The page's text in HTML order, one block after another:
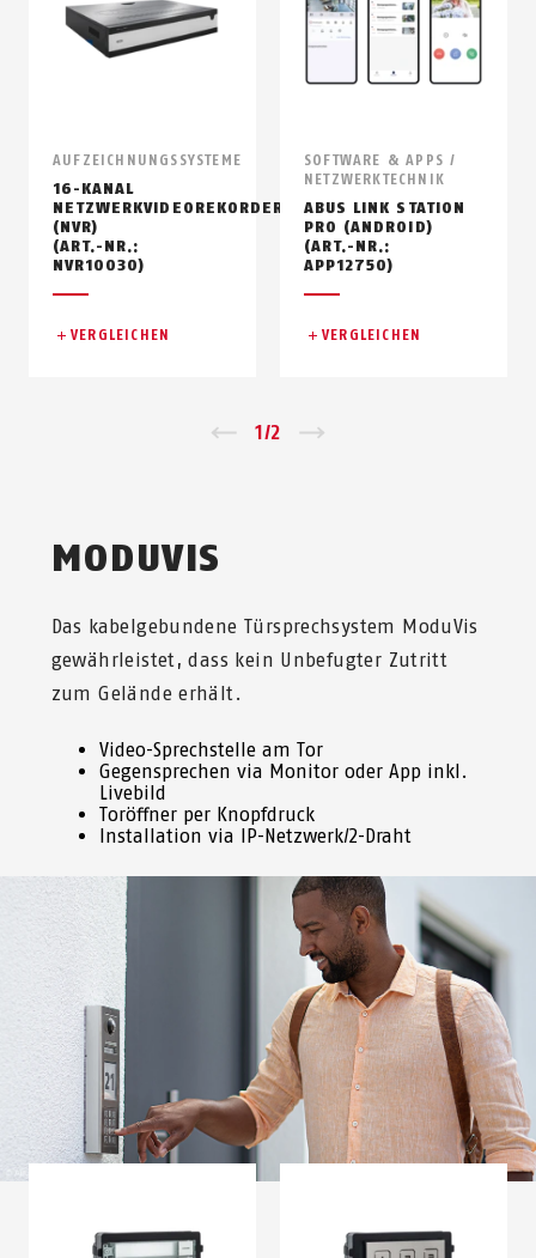
AUFZEICHNUNGSSYSTEME
16-KANAL
NETZWERKVIDEOREKORDER
(NVR)
(ART.-NR.:
NVR10030)
VERGLEICHEN
SOFTWARE & APPS /
NETZWERKTECHNIK
ABUS LINK STATION
PRO (ANDROID)
(ART.-NR.:
APP12750)
VERGLEICHEN
Zurück
1 /2
MODUVIS
Das kabelgebundene Türsprechsystem ModuVis
gewährleistet, dass kein Unbefugter Zutritt
zum Gelände erhält.
Video-Sprechstelle am Tor
Gegensprechen via Monitor oder App inkl.
Livebild
Toröffner per Knopfdruck
Installation via IP-Netzwerk/2-Draht